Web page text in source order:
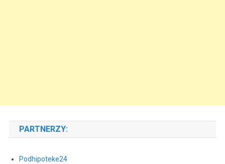
PARTNERZY:
Podhipoteke24